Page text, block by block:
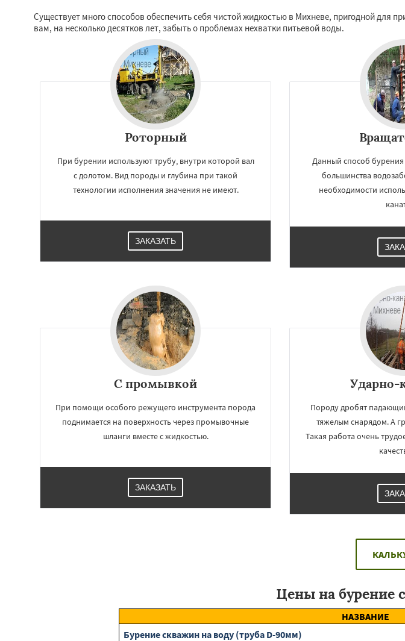
Шаховская
Существует много способов обеспечить себя чистой жидкостью в Михневе, пригодной
вам, на несколько десятков лет, забыть о проблемах нехватки питьевой воды.
Роторный
При бурении используют трубу, внутри которой вал
с долотом. Вид породы и глубина при такой
технологии исполнения значения не имеют.
ЗАКАЗАТЬ
Данный способ бурения
большинства
необходимости
С промывкой
При помощи особого режущего инструмента порода
поднимается на поверхность через промывочные
шланги вместе с жидкостью.
ЗАКАЗАТЬ
Ударно-
Породу дробят
тяжелым снарядом. А
Такая работа очень
Цены на бурение
НАЗВАНИЕ
Бурение скважин на воду (труба D-90мм)